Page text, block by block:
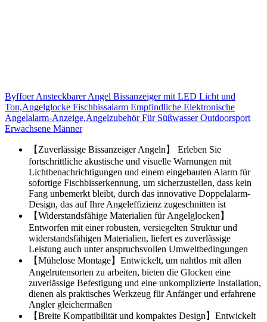
Byffoer Ansteckbarer Angel Bissanzeiger mit LED Licht und
Ton,Angelglocke Fischbissalarm Empfindliche Elektronische
Angelalarm-Anzeige,Angelzubehör Für Süßwasser Outdoorsport
Erwachsene Männer
【Zuverlässige Bissanzeiger Angeln】 Erleben Sie
fortschrittliche akustische und visuelle Warnungen mit
Lichtbenachrichtigungen und einem eingebauten Alarm für
sofortige Fischbisserkennung, um sicherzustellen, dass kein
Fang unbemerkt bleibt, durch das innovative Doppelalarm-
Design, das auf Ihre Angeleffizienz zugeschnitten ist
【Widerstandsfähige Materialien für Angelglocken】
Entworfen mit einer robusten, versiegelten Struktur und
widerstandsfähigen Materialien, liefert es zuverlässige
Leistung auch unter anspruchsvollen Umweltbedingungen
【Mühelose Montage】Entwickelt, um nahtlos mit allen
Angelrutensorten zu arbeiten, bieten die Glocken eine
zuverlässige Befestigung und eine unkomplizierte Installation,
dienen als praktisches Werkzeug für Anfänger und erfahrene
Angler gleichermaßen
【Breite Kompatibilität und kompaktes Design】Entwickelt